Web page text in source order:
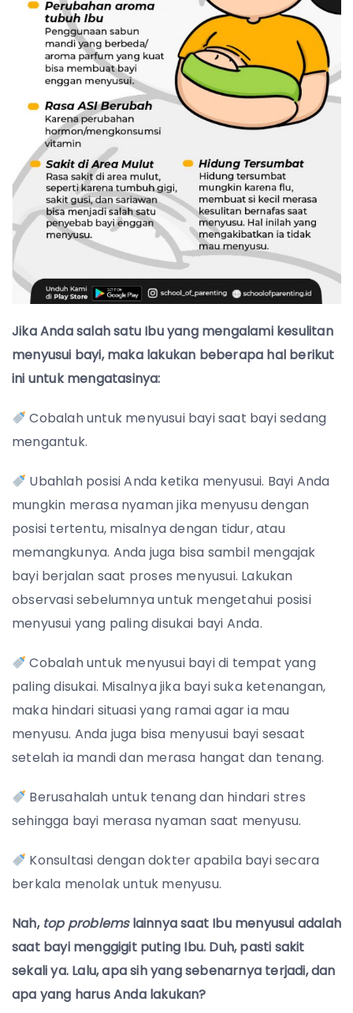
Jika Anda salah satu Ibu yang mengalami kesulitan
menyusui bayi, maka lakukan beberapa hal berikut
ini untuk mengatasinya:
Cobalah untuk menyusui bayi saat bayi sedang
mengantuk.
Ubahlah posisi Anda ketika menyusui. Bayi Anda
mungkin merasa nyaman jika menyusu dengan
posisi tertentu, misalnya dengan tidur, atau
memangkunya. Anda juga bisa sambil mengajak
bayi berjalan saat proses menyusui. Lakukan
observasi sebelumnya untuk mengetahui posisi
menyusui yang paling disukai bayi Anda.
Cobalah untuk menyusui bayi di tempat yang
paling disukai. Misalnya jika bayi suka ketenangan,
maka hindari situasi yang ramai agar ia mau
menyusu. Anda juga bisa menyusui bayi sesaat
setelah ia mandi dan merasa hangat dan tenang.
Berusahalah untuk tenang dan hindari stres
sehingga bayi merasa nyaman saat menyusu.
Konsultasi dengan dokter apabila bayi secara
berkala menolak untuk menyusu.
Nah, top problemslainnya saat Ibu menyusui adalah
saat bayi menggigit puting Ibu. Duh, pasti sakit
sekali ya. Lalu, apa sih yang sebenarnya terjadi, dan
apa yang harus Anda lakukan?